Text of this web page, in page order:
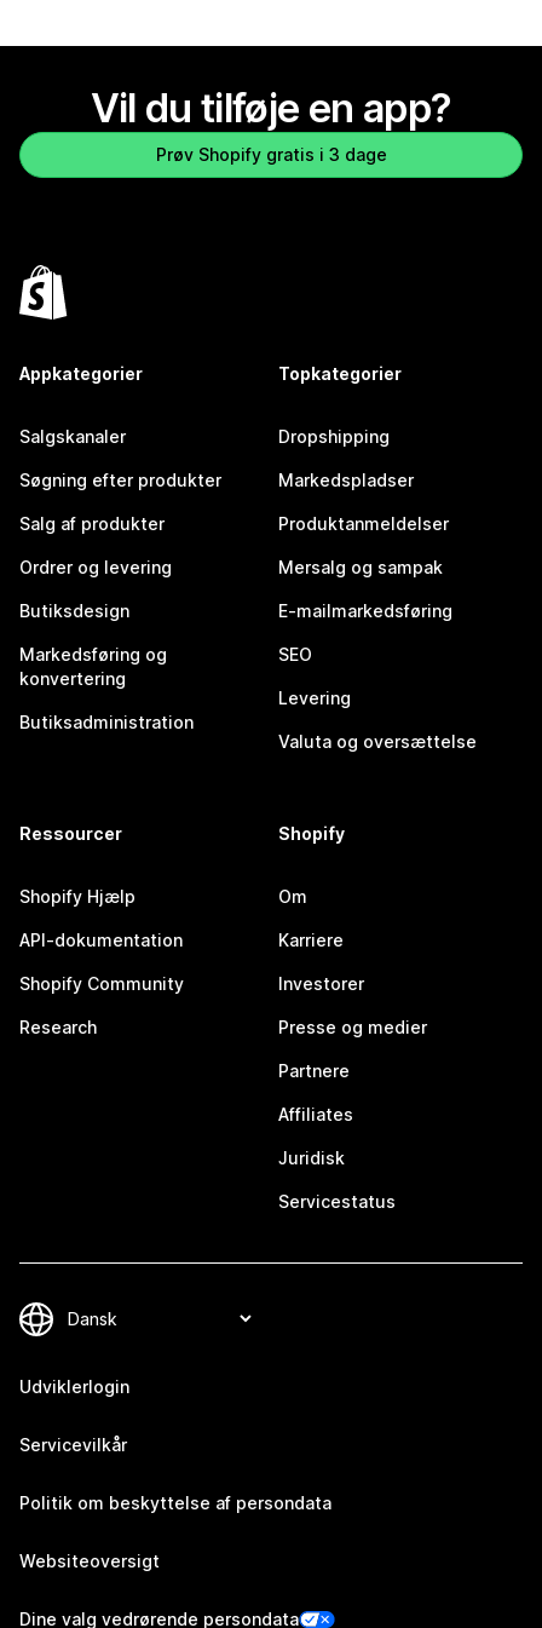
Vil du tilføje en app?
Prøv Shopify gratis i 3 dage
Appkategorier
Salgskanaler
Søgning efter produkter
Salg af produkter
Ordrer og levering
Butiksdesign
Markedsføring og
konvertering
Butiksadministration
Topkategorier
Dropshipping
Markedspladser
Produktanmeldelser
Mersalg og sampak
E-mailmarkedsføring
SEO
Levering
Valuta og oversættelse
Ressourcer
Shopify Hjælp
API-dokumentation
Shopify Community
Research
Shopify
Om
Karriere
Investorer
Presse og medier
Partnere
Affiliates
Juridisk
Servicestatus
Udviklerlogin
Servicevilkår
Politik om beskyttelse af persondata
Websiteoversigt
Dine valg vedrørende persondata